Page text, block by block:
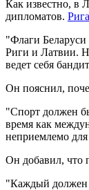
Как известно, в
дипломатов.
"Флаги Беларуси
Риги и Латвии.
ведет себя
Он пояснил,
"Спорт должен
время как
неприемлемо
Он добавил, что
"Каждый должен